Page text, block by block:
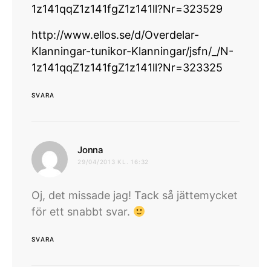
1z141qqZ1z141fgZ1z141ll?Nr=323529
http://www.ellos.se/d/Overdelar-
Klanningar-tunikor-Klanningar/jsfn/_/N-
1z141qqZ1z141fgZ1z141ll?Nr=323325
SVARA
Jonna
29/04/2013 KL. 16:32
Oj, det missade jag! Tack så jättemycket
för ett snabbt svar.
SVARA